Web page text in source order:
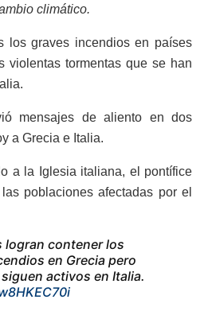
climático.
los graves incendios en países
violentas tormentas que se han
mensajes de aliento en dos
a Grecia e Italia.
a la Iglesia italiana, el pontífice
poblaciones afectadas por el
logran contener los
en Grecia pero
activos en Italia.